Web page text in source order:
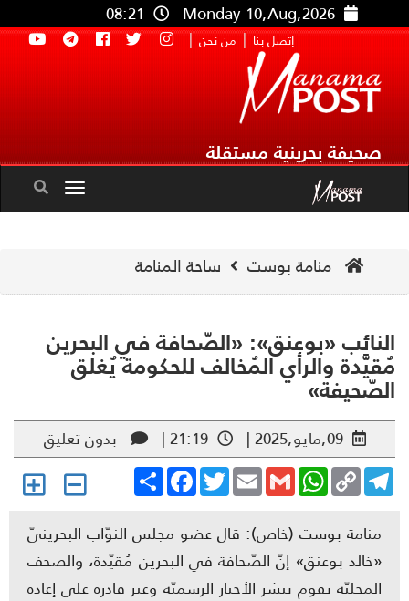
Monday 10,Aug,2026
08:21
إتصل بنا | من نحن |
صحيفة بحرينية مستقلة
Toggle
navigation
منامة بوست ساحة المنامة
«بوعنق»: «الصّحافة في البحرين
والرأي المُخالف للحكومة يُغلق
09,مايو,2025 | 21:19 |
بدون تعليق
Share
FacebookTwitterEmailGmail
WhatsAppCopy
Link
منامة بوست (خاص): قال عضو مجلس النوّاب البحرينيّ
«خالد بوعنق» إنّ الصّحافة في البحرين مُقيّدة، والصحف
المحليّة تقوم بنشر الأخبار الرسميّة وغير قادرة على إعادة